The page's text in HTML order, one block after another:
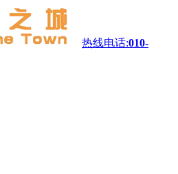
热线电话:010-